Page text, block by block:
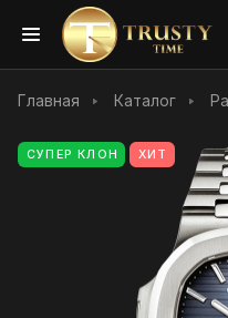
Главная Каталог
СУПЕР КЛОН ХИТ